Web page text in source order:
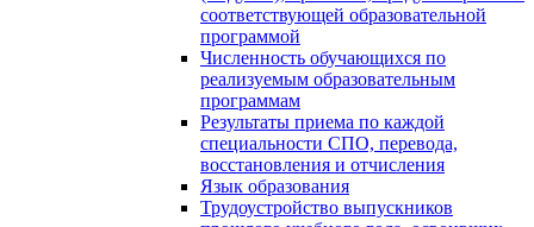
соответствующей образовательной
программой
Численность обучающихся по
реализуемым образовательным
программам
Результаты приема по каждой
специальности СПО, перевода,
восстановления и отчисления
Язык образования
Трудоустройство выпускников